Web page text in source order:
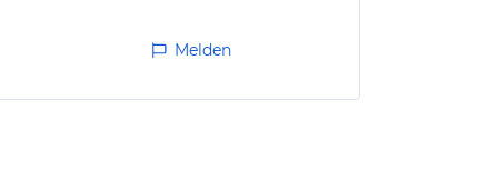
Melden